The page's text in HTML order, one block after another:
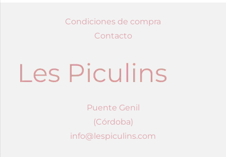
Condiciones de compra
Contacto
Puente Genil
(Córdoba)
info@lespiculins.com